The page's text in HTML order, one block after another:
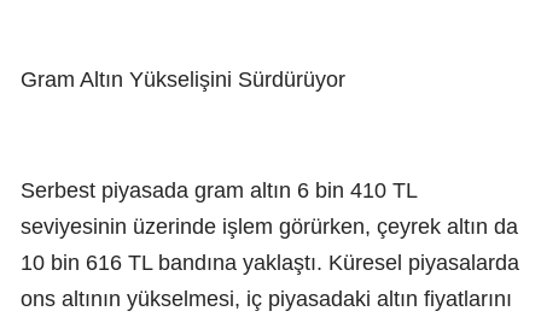
Gram Altın Yükselişini Sürdürüyor
Serbest piyasada gram altın 6 bin 410 TL
seviyesinin üzerinde işlem görürken, çeyrek altın da
10 bin 616 TL bandına yaklaştı. Küresel piyasalarda
ons altının yükselmesi, iç piyasadaki altın fiyatlarını